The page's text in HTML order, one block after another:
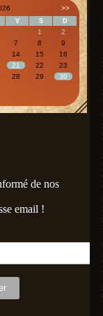
>>
V S D
1
2
7 8
9
14 15
16
21 22
23
28 29
30
de nos
email !